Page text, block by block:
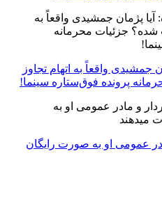
جمشیدی واقعاً به اتهام تجاوز
پرونده فوق‌ستاره سینما!
عمومی او به صورت رایگان